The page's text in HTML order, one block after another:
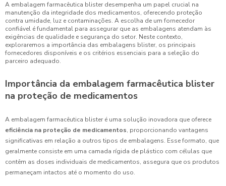
A embalagem farmacêutica blister desempenha um papel crucial na
manutenção da integridade dos medicamentos, oferecendo proteção
contra umidade, luz e contaminações. A escolha de um fornecedor
confiável é fundamental para assegurar que as embalagens atendam às
exigências de qualidade e segurança do setor. Neste contexto,
exploraremos a importância das embalagens blister, os principais
fornecedores disponíveis e os critérios essenciais para a seleção do
parceiro adequado.
Importância da embalagem farmacêutica blister
na proteção de medicamentos
A embalagem farmacêutica blister é uma solução inovadora que oferece
eficiência na proteção de medicamentos, proporcionando vantagens
significativas em relação a outros tipos de embalagens. Esse formato, que
geralmente consiste em uma camada rígida de plástico com células que
contêm as doses individuais de medicamentos, assegura que os produtos
permaneçam intactos até o momento do uso.